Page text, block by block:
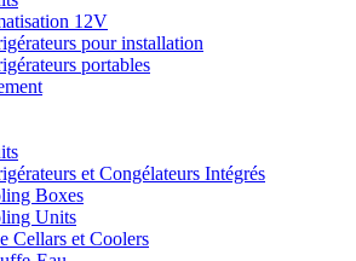
12V
pour installation
portables
et Congélateurs Intégrés
Boxes
Units
Cellars et Coolers